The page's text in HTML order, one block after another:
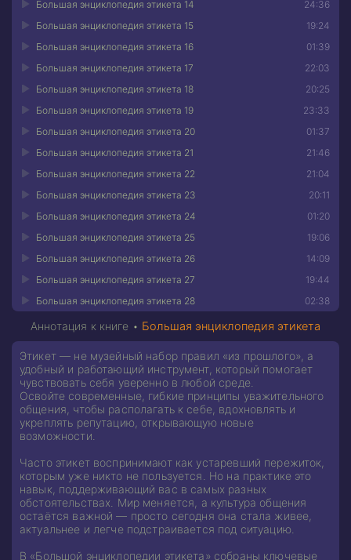
24:36
Большая энциклопедия этикета 14
19:24
Большая энциклопедия этикета 15
01:39
Большая энциклопедия этикета 16
22:03
Большая энциклопедия этикета 17
20:25
Большая энциклопедия этикета 18
23:33
Большая энциклопедия этикета 19
01:37
Большая энциклопедия этикета 20
21:46
Большая энциклопедия этикета 21
21:04
Большая энциклопедия этикета 22
20:11
Большая энциклопедия этикета 23
01:20
Большая энциклопедия этикета 24
19:06
Большая энциклопедия этикета 25
14:09
Большая энциклопедия этикета 26
19:44
Большая энциклопедия этикета 27
02:38
Большая энциклопедия этикета 28
Аннотация к книге • Большая энциклопедия этикета
Этикет — не музейный набор правил «из прошлого», а
удобный и работающий инструмент, который помогает
чувствовать себя уверенно в любой среде.
Освойте современные, гибкие принципы уважительного
общения, чтобы располагать к себе, вдохновлять и
укреплять репутацию, открывающую новые
возможности.
Часто этикет воспринимают как устаревший пережиток,
которым уже никто не пользуется. Но на практике это
навык, поддерживающий вас в самых разных
обстоятельствах. Мир меняется, а культура общения
остаётся важной — просто сегодня она стала живее,
актуальнее и легче подстраивается под ситуацию.
В «Большой энциклопедии этикета» собраны ключевые